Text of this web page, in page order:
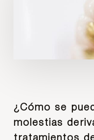
¿Cómo se
molestias